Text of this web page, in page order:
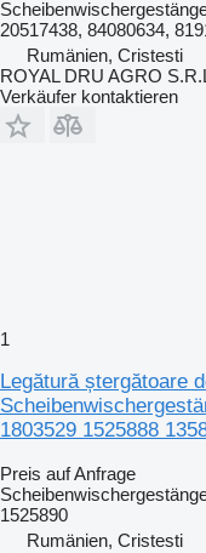
20517438, 84080634,
Rumänien, Cristesti
ROYAL DRU AGRO
Verkäufer kontaktieren
1
Legătură ștergătoare
1803529 1525888
Preis auf Anfrage
1525890
Rumänien, Cristesti